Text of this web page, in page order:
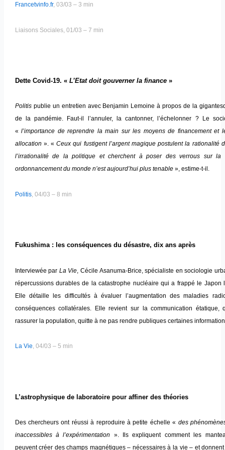
Francetvinfo.fr, 03/03 – 3 min
Liaisons Sociales, 01/03 – 7 min
Dette Covid-19. « L’Etat doit gouverner la finance»
Politispublie un entretien avec Benjamin Lemoine à propos de la
de la pandémie. Faut-il l’annuler, la cantonner, l’échelonner ? Le
«l’importance de reprendre la main sur les moyens de financement et
allocation ». «Ceux qui fustigent l’argent magique postulent la rationalité
l’irrationalité de la politique et cherchent à poser des verrous sur la
ordonnancement du monde n’est aujourd’hui plus tenable», estime-t-il.
Politis, 04/03 – 8 min
Fukushima : les conséquences du désastre, dix ans après
Interviewée par La Vie , Cécile Asanuma-Brice, spécialiste en sociologie
répercussions durables de la catastrophe nucléaire qui a frappé le Japon
Elle détaille les difficultés à évaluer l’augmentation des maladies
conséquences collatérales. Elle revient sur la communication étatique,
rassurer la population, quitte à ne pas rendre publiques certaines
La Vie, 04/03 – 5 min
L’astrophysique de laboratoire pour affiner des théories
Des chercheurs ont réussi à reproduire à petite échelle « des
inaccessibles à l’expérimentation ». Ils expliquent comment les
peuvent créer des champs magnétiques – nécessaires à la vie – et